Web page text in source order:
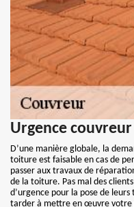
Urgence couvreur
D’une manière globale, la
toiture est faisable en cas de
passer aux travaux de
de la toiture. Pas mal des
d’urgence pour la pose de leurs
tarder à mettre en œuvre votre